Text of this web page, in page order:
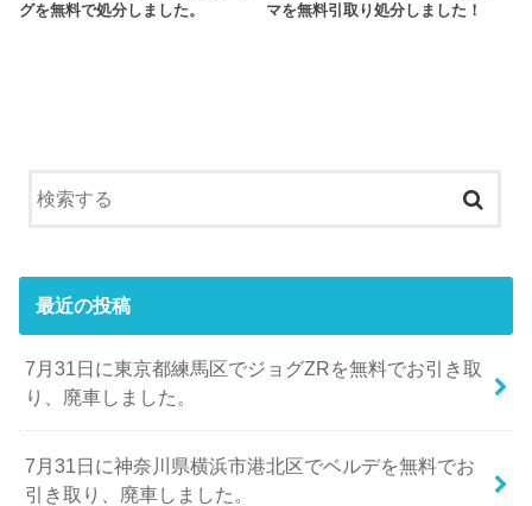
グを無料で処分しました。
マを無料引取り処分しました！
最近の投稿
7月31日に東京都練馬区でジョグZRを無料でお引き取
り、廃車しました。
7月31日に神奈川県横浜市港北区でベルデを無料でお
引き取り、廃車しました。